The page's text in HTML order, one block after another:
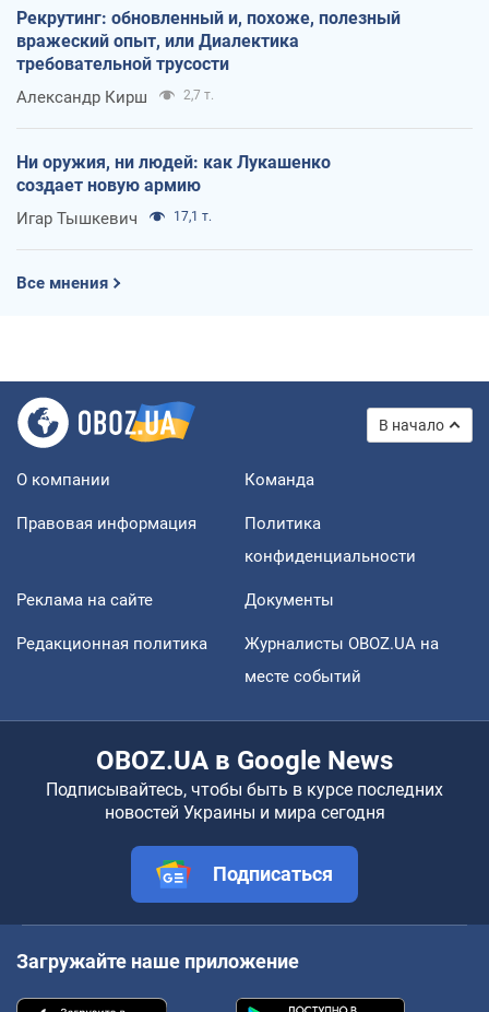
Рекрутинг: обновленный и, похоже, полезный
вражеский опыт, или Диалектика
требовательной трусости
Александр Кирш 2,7 т.
Ни оружия, ни людей: как Лукашенко
создает новую армию
Игар Тышкевич 17,1 т.
Все мнения
В начало
О компании Команда
Правовая информация
Политика
конфиденциальности
Реклама на сайте Документы
Редакционная политика
Журналисты OBOZ.UA на
месте событий
OBOZ.UA в Google News
Подписывайтесь, чтобы быть в курсе последних
новостей Украины и мира сегодня
Подписаться
Загружайте наше приложение